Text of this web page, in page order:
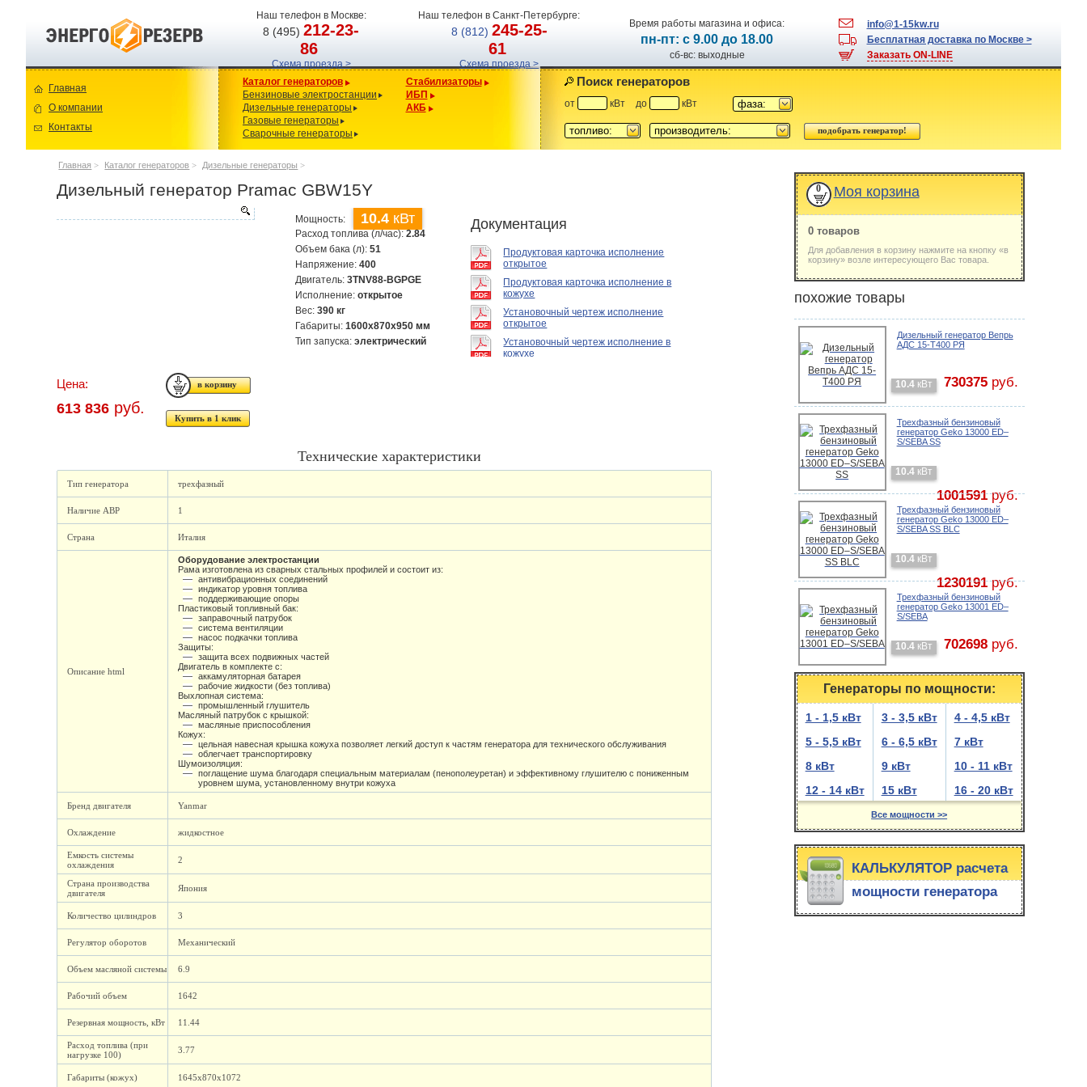
Наш телефон в Москве:
8 (495)212-23-
86
Схема проезда >
Наш телефон в Санкт-Петербурге:
8 (812) 245-25-
61
Схема проезда >
Время работы магазина и офиса:
пн-пт: с 9.00 до 18.00
сб-вс: выходные
info@1-15kw.ru
Бесплатная доставка по Москве >
Заказать ON-LINE
Главная
О компании
Контакты
Каталог генераторов
Бензиновые электростанции
Дизельные генераторы
Газовые генераторы
Сварочные генераторы
Стабилизаторы
ИБП
АКБ
Поиск генераторов
от кВт до кВт фаза:
топливо: производитель:
Главная > Каталог генераторов > Дизельные генераторы >
Дизельный генератор Pramac GBW15Y
Мощность: 10.4 кВт
Расход топлива (л/час):2.84
Объем бака (л):51
Напряжение:400
Двигатель:3TNV88-BGPGE
Исполнение:открытое
Вес:390 кг
Габариты:1600х870х950 мм
Тип запуска:электрический
Документация
Продуктовая карточка исполнение
открытое
Продуктовая карточка исполнение в
кожухе
Установочный чертеж исполнение
открытое
Установочный чертеж исполнение в
кожухе
Цена:
613 836 руб.
Купить в 1 клик
Технические характеристики
Тип генератора трехфазный
Наличие АВР 1
Страна Италия
Описание html
Оборудование электростанции
Рама изготовлена из сварных стальных профилей и состоит из:
антивибрационных соединений
индикатор уровня топлива
поддерживающие опоры
Пластиковый топливный бак:
заправочный патрубок
система вентиляции
насос подкачки топлива
Защиты:
защита всех подвижных частей
Двигатель в комплекте с:
аккамуляторная батарея
рабочие жидкости (без топлива)
Выхлопная система:
промышленный глушитель
Масляный патрубок с крышкой:
масляные приспособления
Кожух:
цельная навесная крышка кожуха позволяет легкий доступ к частям генератора для технического обслуживания
облегчает транспортировку
Шумоизоляция:
поглащение шума благодаря специальным материалам (пенополеуретан) и эффективному глушителю с пониженным
уровнем шума, установленному внутри кожуха
Бренд двигателя Yanmar
Охлаждение жидкостное
Емкость системы
охлаждения
2
Страна производства
двигателя
Япония
Количество цилиндров 3
Регулятор оборотов Механический
Объем масляной системы 6.9
Рабочий объем 1642
Резервная мощность, кВт 11.44
Расход топлива (при
нагрузке 100)
3.77
Габариты (кожух) 1645х870х1072
0 Моя корзина
0 товаров
Для добавления в корзину нажмите на кнопку «в
корзину» возле интересующего Вас товара.
похожие товары
Дизельный генератор Вепрь
АДС 15-Т400 РЯ
10.4кВт 730375руб.
Трехфазный бензиновый
генератор Geko 13000 ED–
S/SEBA SS
10.4кВт
1001591руб.
Трехфазный бензиновый
генератор Geko 13000 ED–
S/SEBA SS BLC
10.4кВт
1230191руб.
Трехфазный бензиновый
генератор Geko 13001 ED–
S/SEBA
10.4кВт 702698руб.
Генераторы по мощности:
1 - 1,5 кВт 3 - 3,5 кВт
4 - 4,5 кВт
5 - 5,5 кВт
6 - 6,5 кВт
7 кВт
8 кВт
9 кВт
10 - 11 кВт
12 - 14 кВт
15 кВт 16 - 20 кВт
Все мощности >>
КАЛЬКУЛЯТОР расчета
мощности генератора